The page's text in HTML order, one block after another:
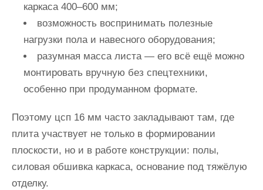
каркаса 400–600 мм;
возможность воспринимать полезные
нагрузки пола и навесного оборудования;
разумная масса листа — его всё ещё можно
монтировать вручную без спецтехники,
особенно при продуманном формате.
Поэтому цсп 16 мм часто закладывают там, где
плита участвует не только в формировании
плоскости, но и в работе конструкции: полы,
силовая обшивка каркаса, основание под тяжёлую
отделку.